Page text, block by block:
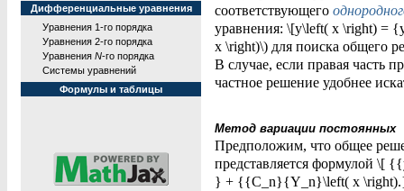
Дифференциальные уравнения
Уравнения 1-го порядка
Уравнения 2-го порядка
Уравнения N-го порядка
Системы уравнений
Формулы и таблицы
соответствующего
уравнения: \[y\left( x \right) =
x \right)\) для поиска общего
В случае, если правая часть
частное решение удобнее
Метод вариации постоянных
Предположим, что общее
представляется формулой
} + {{C_n}{Y_n}\left( x